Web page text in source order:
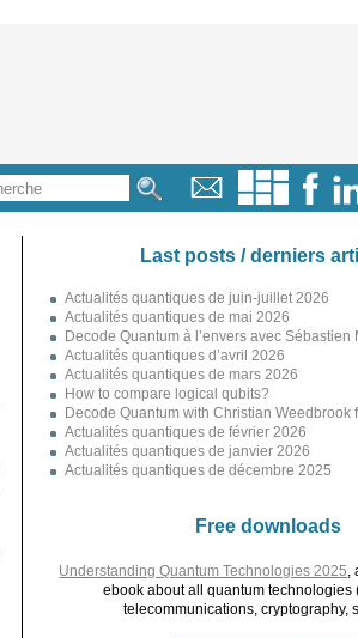
Last posts / derniers
Actualités quantiques de juin-juillet 2026
Actualités quantiques de mai 2026
Decode Quantum à l’envers avec Sébastien
Actualités quantiques d’avril 2026
Actualités quantiques de mars 2026
How to compare logical qubits?
Decode Quantum with Christian Weedbrook
Actualités quantiques de février 2026
Actualités quantiques de janvier 2026
Actualités quantiques de décembre 2025
Free downloads
Understanding Quantum Technologies 2025
ebook about all quantum technologies
telecommunications, cryptography,